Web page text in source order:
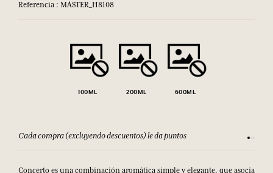
Referencia : MASTER_H8108
100ML 200ML 600ML
Cada compra (excluyendo descuentos) le da puntos
Concerto es una combinación aromática simple y elegante, que asocia